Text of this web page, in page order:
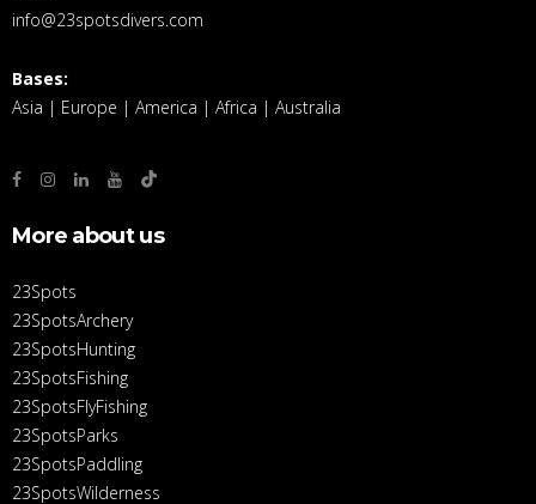
info@23spotsdivers.com
Bases:
Asia | Europe | America | Africa | Australia
More about us
23Spots
23SpotsArchery
23SpotsHunting
23SpotsFishing
23SpotsFlyFishing
23SpotsParks
23SpotsPaddling
23SpotsWilderness